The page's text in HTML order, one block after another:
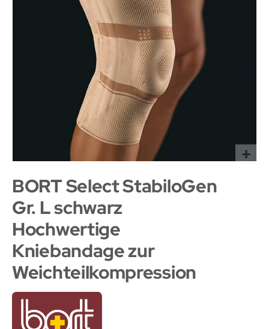
BORT Select StabiloGen
Gr. L schwarz
Hochwertige
Kniebandage zur
Weichteilkompression